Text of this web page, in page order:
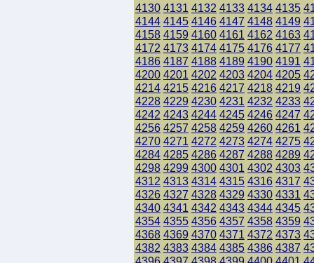
4130 4131 4132 4133 4134 4135
4144 4145 4146 4147 4148 4149
4158 4159 4160 4161 4162 4163
4172 4173 4174 4175 4176 4177
4186 4187 4188 4189 4190 4191
4200 4201 4202 4203 4204 4205
4214 4215 4216 4217 4218 4219
4228 4229 4230 4231 4232 4233
4242 4243 4244 4245 4246 4247
4256 4257 4258 4259 4260 4261
4270 4271 4272 4273 4274 4275
4284 4285 4286 4287 4288 4289
4298 4299 4300 4301 4302 4303
4312 4313 4314 4315 4316 4317
4326 4327 4328 4329 4330 4331
4340 4341 4342 4343 4344 4345
4354 4355 4356 4357 4358 4359
4368 4369 4370 4371 4372 4373
4382 4383 4384 4385 4386 4387